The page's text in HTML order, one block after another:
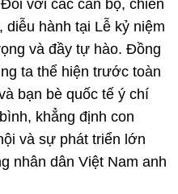
với các cán bộ, chiến
hành tại Lễ kỷ niệm
và đầy tự hào. Đồng
ta thể hiện trước toàn
bạn bè quốc tế ý chí
khẳng định con
và sự phát triển lớn
nhân dân Việt Nam anh